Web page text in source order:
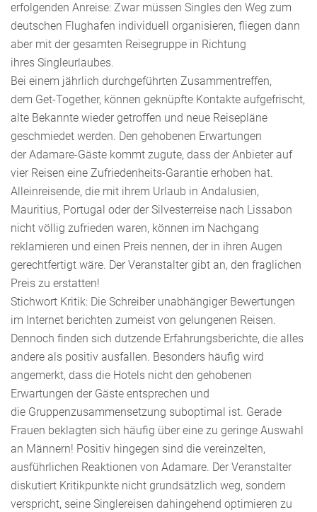
erfolgenden Anreise: Zwar müssen Singles den Weg zum
deutschen Flughafen individuell organisieren, fliegen dann
aber mit der gesamten Reisegruppe in Richtung
ihres Singleurlaubes.
Bei einem jährlich durchgeführten Zusammentreffen,
dem Get-Together, können geknüpfte Kontakte aufgefrischt,
alte Bekannte wieder getroffen und neue Reisepläne
geschmiedet werden. Den gehobenen Erwartungen
der Adamare-Gäste kommt zugute, dass der Anbieter auf
vier Reisen eine Zufriedenheits-Garantie erhoben hat.
Alleinreisende, die mit ihrem Urlaub in Andalusien,
Mauritius, Portugal oder der Silvesterreise nach Lissabon
nicht völlig zufrieden waren, können im Nachgang
reklamieren und einen Preis nennen, der in ihren Augen
gerechtfertigt wäre. Der Veranstalter gibt an, den fraglichen
Preis zu erstatten!
Stichwort Kritik: Die Schreiber unabhängiger Bewertungen
im Internet berichten zumeist von gelungenen Reisen.
Dennoch finden sich dutzende Erfahrungsberichte, die alles
andere als positiv ausfallen. Besonders häufig wird
angemerkt, dass die Hotels nicht den gehobenen
Erwartungen der Gäste entsprechen und
die Gruppenzusammensetzung suboptimal ist. Gerade
Frauen beklagten sich häufig über eine zu geringe Auswahl
an Männern! Positiv hingegen sind die vereinzelten,
ausführlichen Reaktionen von Adamare. Der Veranstalter
diskutiert Kritikpunkte nicht grundsätzlich weg, sondern
verspricht, seine Singlereisen dahingehend optimieren zu